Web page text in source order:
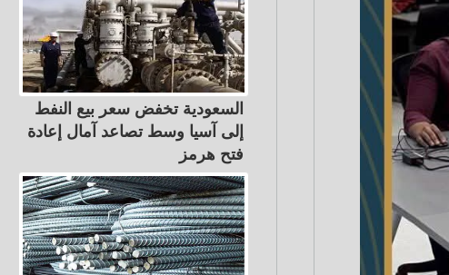
السعودية تخفض سعر بيع النفط
إلى آسيا وسط تصاعد آمال إعادة
فتح هرمز